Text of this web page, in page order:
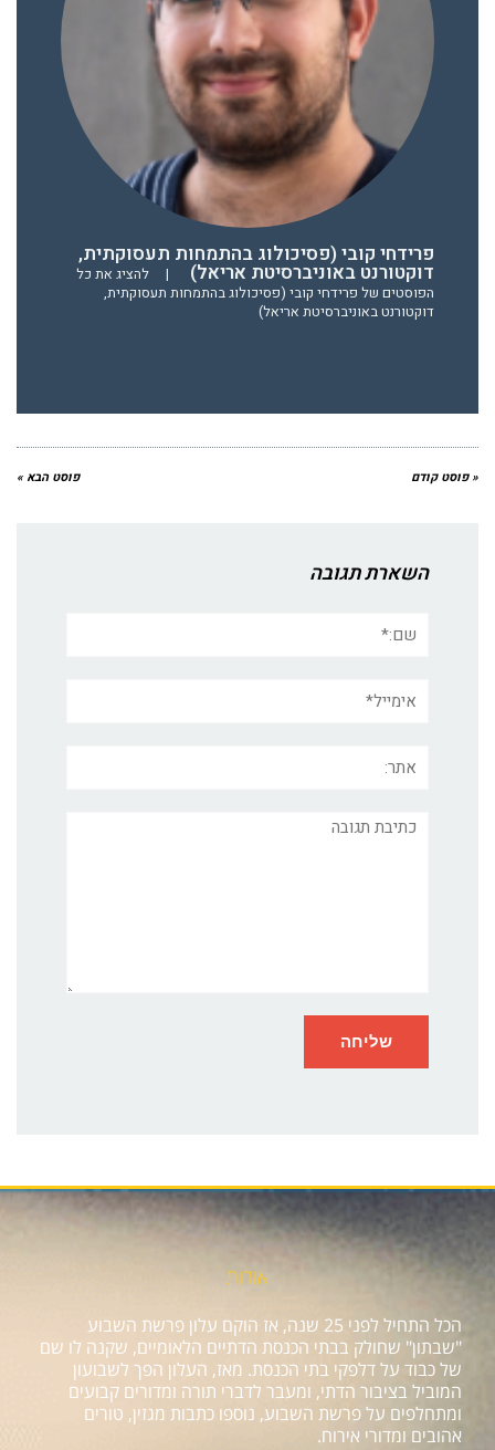
פרידחי קובי (פסיכולוג בהתמחות תעסוקתית,
דוקטורנט באוניברסיטת אריאל) |
להציג את כל
הפוסטים של פרידחי קובי (פסיכולוג בהתמחות תעסוקתית,
דוקטורנט באוניברסיטת אריאל)
« פוסט קודם פוסט הבא »
השארת תגובה
תגובה
אודות
הכל התחיל לפני 25 שנה, אז הוקם עלון פרשת השבוע
"שבתון" שחולק בבתי הכנסת הדתיים הלאומיים, שקנה לו שם
של כבוד על דלפקי בתי הכנסת. מאז, העלון הפך לשבועון
המוביל בציבור הדתי, ומעבר לדברי תורה ומדורים קבועים
ומתחלפים על פרשת השבוע, נוספו כתבות מגזין, טורים
אהובים ומדורי אירוח.